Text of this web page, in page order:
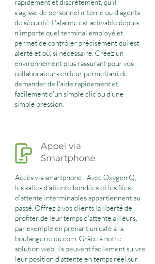
rapidement et discrètement, qu'il
s'agisse de personnel interne ou d'agents
de sécurité. L'alarme est activable depuis
n'importe quel terminal employé et
permet de contrôler précisément qui est
alerté et où, si nécessaire. Créez un
environnement plus rassurant pour vos
collaborateurs en leur permettant de
demander de l'aide rapidement et
facilement d'un simple clic ou d'une
simple pression.
Appel via
Smartphone
Accès via smartphone : Avec Oxygen.Q,
les salles d’attente bondées et les files
d’attente interminables appartiennent au
passé. Offrez à vos clients la liberté de
profiter de leur temps d’attente ailleurs,
par exemple en prenant un café à la
boulangerie du coin. Grâce à notre
solution web, ils peuvent facilement suivre
leur position d’attente en temps réel sur